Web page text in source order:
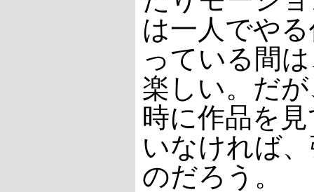
は一人でや
っている間
楽しい。だ
時に作品を
いなければ
のだろう。